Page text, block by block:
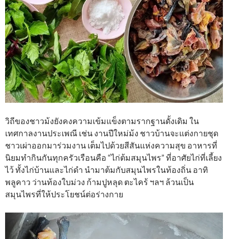
วิถีของชาวม้งยังคงความเข้มแข็งตามรากฐานดั้งเดิม ใน
เทศกาลงานประเพณี เช่น งานปีใหม่ม้ง ชาวบ้านจะแต่งกายชุด
ชาวเผ่าออกมาร่วมงาน เต็มไปด้วยสีสันแห่งความสุข อาหารที่
นิยมทำกินกันทุกครัวเรือนคือ “ไก่ต้มสมุนไพร” ที่อาศัยไก่ที่เลี้ยง
ไว้ ทั้งไก่บ้านและไก่ดำ นำมาต้มกับสมุนไพรในท้องถิ่น อาทิ
พลูคาว ว่านท้องใบม่วง ก้ามปูหลุด ตะไคร้ ฯลฯ ล้วนเป็น
สมุนไพรที่ให้ประโยชน์ต่อร่างกาย